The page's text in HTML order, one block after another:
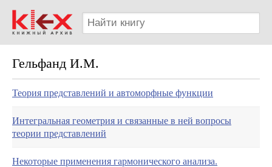
Гельфанд И.М.
Теория представлений и автоморфные функции
Интегральная геометрия и связанные в ней вопросы
теории представлений
Некоторые применения гармонического анализа.